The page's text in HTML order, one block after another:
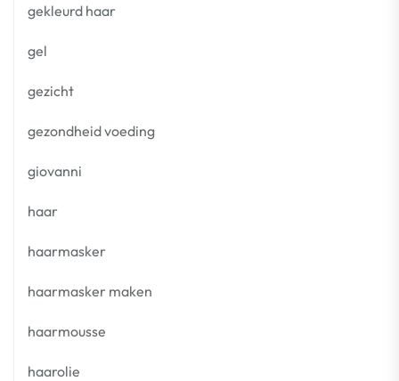
gekleurd haar
gel
gezicht
gezondheid voeding
giovanni
haar
haarmasker
haarmasker maken
haarmousse
haarolie